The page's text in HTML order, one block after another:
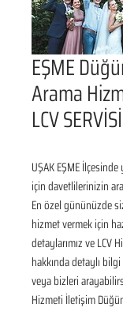
EŞME
Arama
LCV SERVİSİ
UŞAK EŞME
için davetlilerinizin
En özel gününüzde
hizmet vermek için
detaylarımız ve LCV
hakkında detaylı
veya bizleri
Hizmeti İletişim